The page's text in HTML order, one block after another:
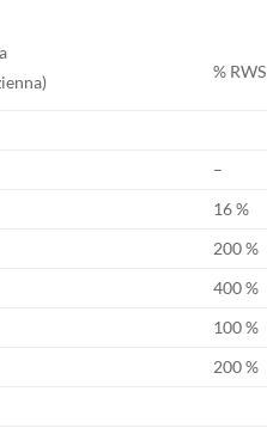
% RWS
–
16 %
200 %
400 %
100 %
200 %